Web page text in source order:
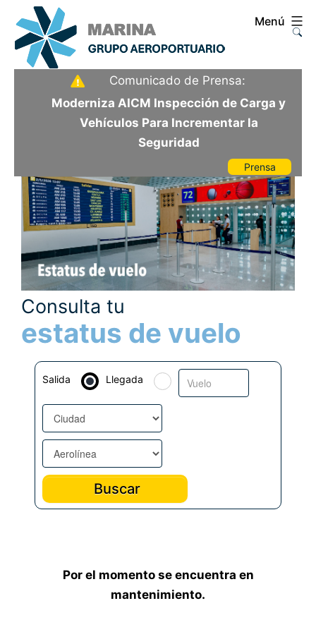
Saltar
al
contenido
Aeropuerto
Internacional
de
México
Menú
Comunicado de Prensa:
Moderniza AICM Inspección de Carga y
Vehículos Para Incrementar la
Seguridad
Prensa
Consulta tu
estatus de vuelo
Salida Llegada
Por el momento se encuentra en
mantenimiento.